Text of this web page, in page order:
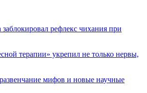
рефлекс чихания при
терапии» укрепил не только нервы,
мифов и новые научные